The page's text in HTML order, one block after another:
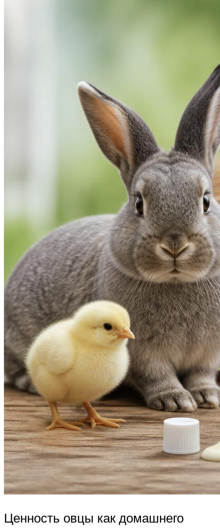
Ценность овцы как домашнего